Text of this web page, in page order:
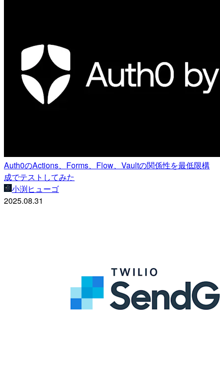
Auth0のActions、Forms、Flow、Vaultの関係性を最低限構
成でテストしてみた
小渕ヒューゴ
2025.08.31